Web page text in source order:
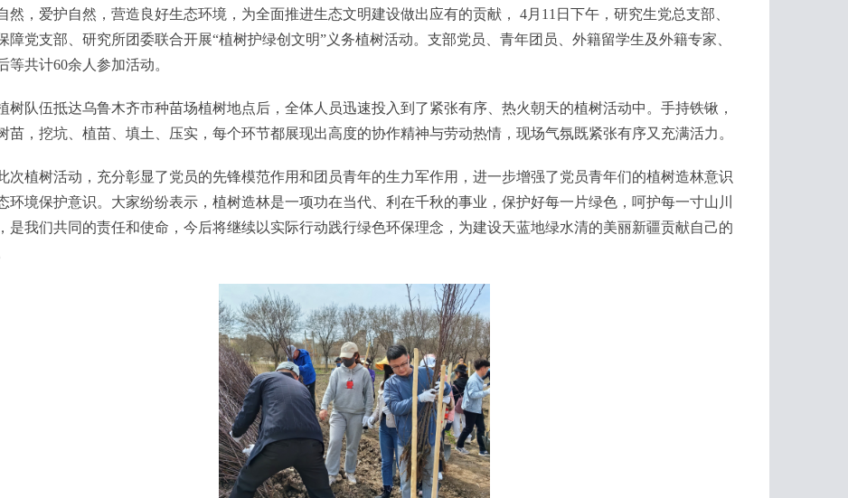
然，爱护自然，营造良好生态环境，为全面推进生态文明建设做出应有的贡献， 4月11日下午，研究生党总支部、
障党支部、研究所团委联合开展“植树护绿创文明”义务植树活动。支部党员、青年团员、外籍留学生及外籍专家、
等共计60余人参加活动。
树队伍抵达乌鲁木齐市种苗场植树地点后，全体人员迅速投入到了紧张有序、热火朝天的植树活动中。手持铁锹，
苗，挖坑、植苗、填土、压实，每个环节都展现出高度的协作精神与劳动热情，现场气氛既紧张有序又充满活力。
次植树活动，充分彰显了党员的先锋模范作用和团员青年的生力军作用，进一步增强了党员青年们的植树造林意识
环境保护意识。大家纷纷表示，植树造林是一项功在当代、利在千秋的事业，保护好每一片绿色，呵护每一寸山川
是我们共同的责任和使命，今后将继续以实际行动践行绿色环保理念，为建设天蓝地绿水清的美丽新疆贡献自己的